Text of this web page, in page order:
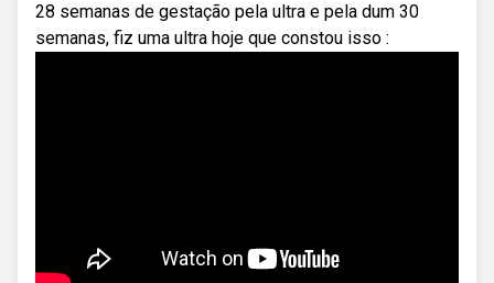
28 semanas de gestação pela ultra e pela dum 30
semanas, fiz uma ultra hoje que constou isso :